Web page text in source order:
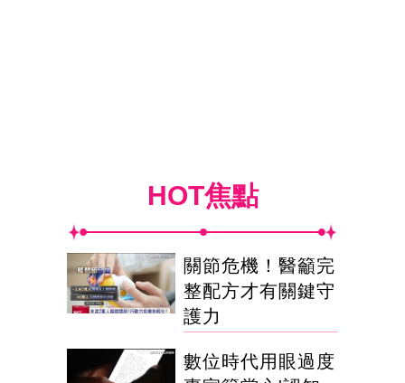
HOT焦點
關節危機！醫籲完
整配方才有關鍵守
護力
數位時代用眼過度